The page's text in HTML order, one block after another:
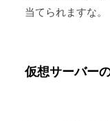
当てられますな。
仮想サーバー